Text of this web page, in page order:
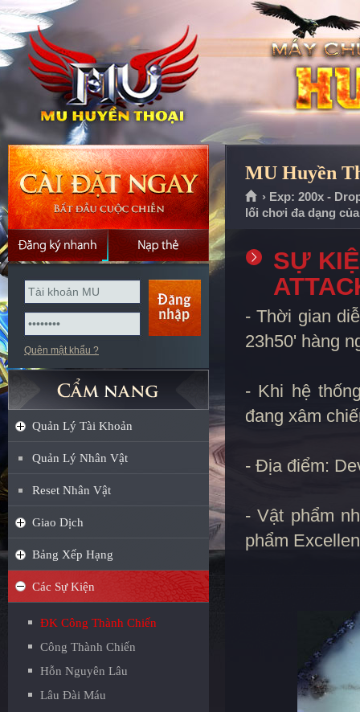
Quên mật khẩu ?
Quản Lý Tài Khoản
Quản Lý Nhân Vật
Reset Nhân Vật
Giao Dịch
Bảng Xếp Hạng
Các Sự Kiện
ĐK Công Thành Chiến
Công Thành Chiến
Hỗn Nguyên Lâu
Lâu Đài Máu
MU Huyền
› Exp: 200x -
lối chơi đa dạng
SỰ
- Thời gian
23h50' hàng
- Khi hệ
đang xâm
- Địa điểm:
- Vật phẩm
phẩm